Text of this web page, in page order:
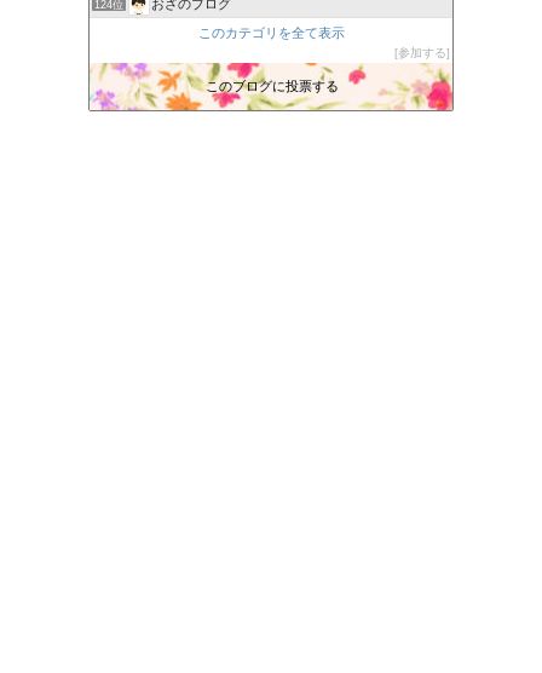
124位 おざのブログ
国内未発売、自動車レポート
127位 車 高く売る
128位 青山メインランドクルーザNews
このカテゴリを全て表示
参加する
このブログに投票する